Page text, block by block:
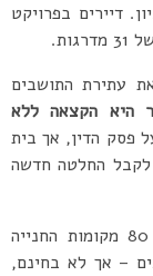
דיירים בפרויקט
עתירת התושבים
היא הקצאה ללא
פסק הדין, אך בית
לקבל החלטה חדשה
לאחרונה פרסמה העירייה את החלטתה, ולפיה 80 מקומות החנייה
– אך לא בחינם,